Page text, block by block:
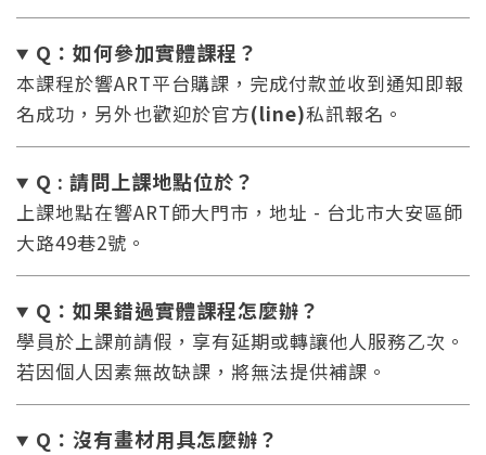
Q：如何參加實體課程？
本課程於響ART平台購課，完成付款並收到通知即報
名成功，另外也歡迎於官方(line)私訊報名。
Q : 請問上課地點位於？
上課地點在響ART師大門市，地址 - 台北市大安區師
大路49巷2號。
Q：如果錯過實體課程怎麼辦？
學員於上課前請假，享有延期或轉讓他人服務乙次。
若因個人因素無故缺課，將無法提供補課。
Q：沒有畫材用具怎麼辦？